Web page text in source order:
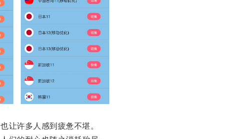
许多人感到疲惫不堪。